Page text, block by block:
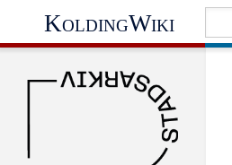
KoldingWiki